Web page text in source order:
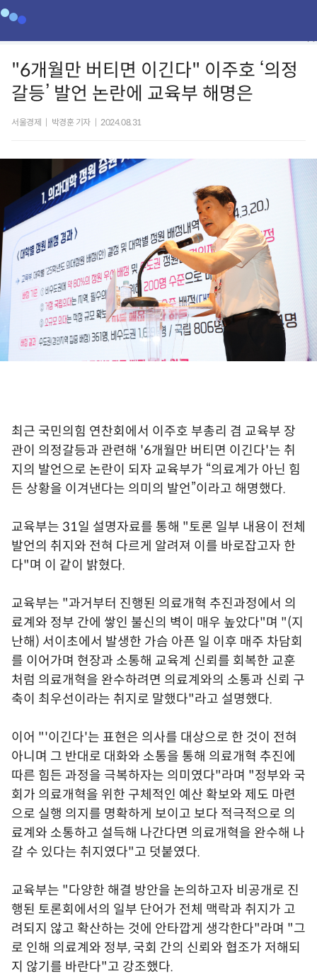
"6개월만 버티면 이긴다" 이주호 ‘의정
갈등’ 발언 논란에 교육부 해명은
서울경제 박경훈 기자 2024.08.31
최근 국민의힘 연찬회에서 이주호 부총리 겸 교육부 장
관이 의정갈등과 관련해 '6개월만 버티면 이긴다'는 취
지의 발언으로 논란이 되자 교육부가 “의료계가 아닌 힘
든 상황을 이겨낸다는 의미의 발언”이라고 해명했다.
교육부는 31일 설명자료를 통해 "토론 일부 내용이 전체
발언의 취지와 전혀 다르게 알려져 이를 바로잡고자 한
다"며 이 같이 밝혔다.
교육부는 "과거부터 진행된 의료개혁 추진과정에서 의
료계와 정부 간에 쌓인 불신의 벽이 매우 높았다"며 "(지
난해) 서이초에서 발생한 가슴 아픈 일 이후 매주 차담회
를 이어가며 현장과 소통해 교육계 신뢰를 회복한 교훈
처럼 의료개혁을 완수하려면 의료계와의 소통과 신뢰 구
축이 최우선이라는 취지로 말했다"라고 설명했다.
이어 "'이긴다'는 표현은 의사를 대상으로 한 것이 전혀
아니며 그 반대로 대화와 소통을 통해 의료개혁 추진에
따른 힘든 과정을 극복하자는 의미였다"라며 "정부와 국
회가 의료개혁을 위한 구체적인 예산 확보와 제도 마련
으로 실행 의지를 명확하게 보이고 보다 적극적으로 의
료계와 소통하고 설득해 나간다면 의료개혁을 완수해 나
갈 수 있다는 취지였다"고 덧붙였다.
교육부는 "다양한 해결 방안을 논의하고자 비공개로 진
행된 토론회에서의 일부 단어가 전체 맥락과 취지가 고
려되지 않고 확산하는 것에 안타깝게 생각한다"라며 "그
로 인해 의료계와 정부, 국회 간의 신뢰와 협조가 저해되
지 않기를 바란다"고 강조했다.